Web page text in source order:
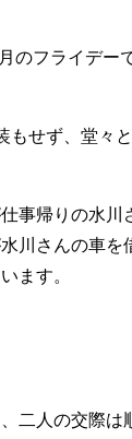
のフライデー
もせず、堂々
事帰りの水川
川さんの車を
ます。
二人の交際は